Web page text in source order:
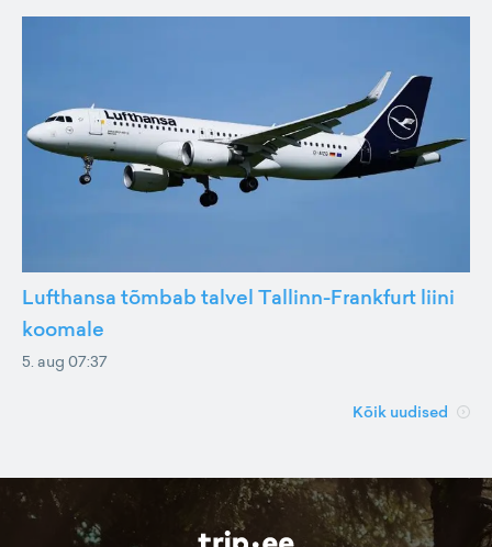
Lufthansa tõmbab talvel Tallinn-Frankfurt liini
koomale
5. aug 07:37
Kõik uudised